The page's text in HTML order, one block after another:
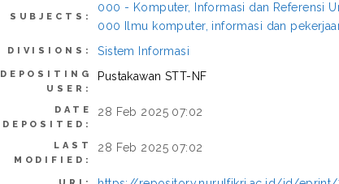
SUBJECTS:
000 - Komputer, Informasi dan Referensi
000 Ilmu komputer, informasi dan
DIVISIONS: Sistem Informasi
DEPOSITING
USER:
Pustakawan STT-NF
DATE
DEPOSITED:
28 Feb 2025 07:02
LAST
MODIFIED:
28 Feb 2025 07:02